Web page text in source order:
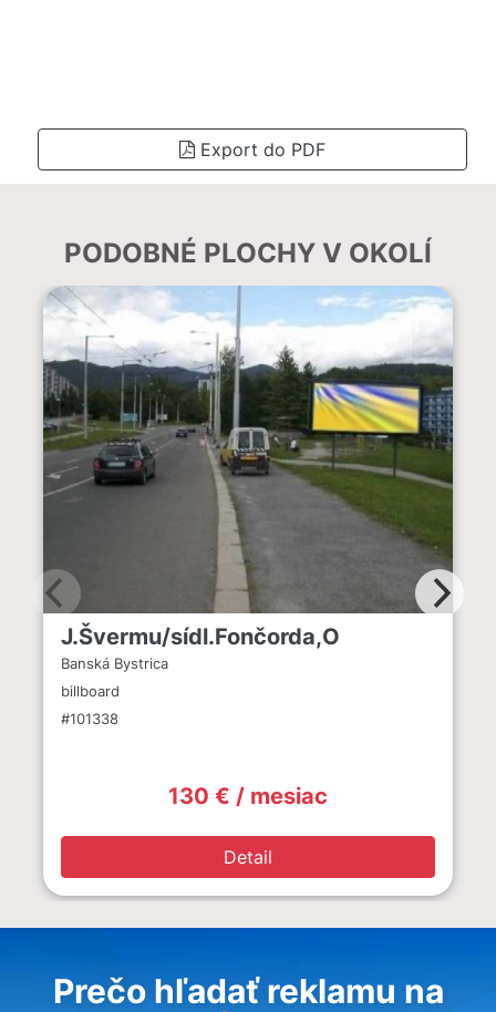
Export do PDF
PODOBNÉ PLOCHY V OKOLÍ
J.Švermu/sídl.Fončorda,O
Banská Bystrica
billboard
#101338
130 € / mesiac
Detail
Prečo hľadať reklamu na